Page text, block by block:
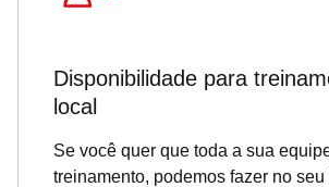
Disponibilidade para
local
Se você quer que toda a sua
treinamento, podemos fazer no seu